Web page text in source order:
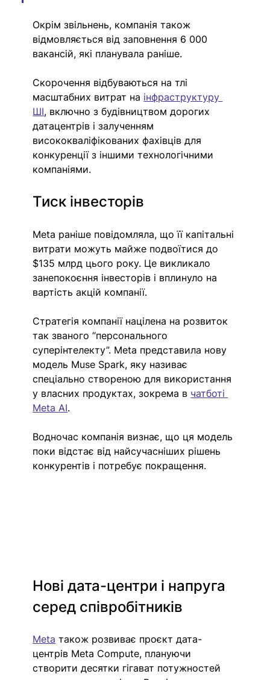
Окрім звільнень, компанія також
відмовляється від заповнення 6 000
вакансій, які планувала раніше.
Скорочення відбуваються на тлі
масштабних витрат на інфраструктуру
ШІ, включно з будівництвом дорогих
датацентрів і залученням
висококваліфікованих фахівців для
конкуренції з іншими технологічними
компаніями.
Тиск інвесторів
Meta раніше повідомляла, що її капітальні
витрати можуть майже подвоїтися до
$135 млрд цього року. Це викликало
занепокоєння інвесторів і вплинуло на
вартість акцій компанії.
Стратегія компанії націлена на розвиток
так званого “персонального
суперінтелекту”. Meta представила нову
модель Muse Spark, яку називає
спеціально створеною для використання
у власних продуктах, зокрема в чатботі
Meta AI.
Водночас компанія визнає, що ця модель
поки відстає від найсучасніших рішень
конкурентів і потребує покращення.
Нові дата-центри і напруга
серед співробітників
Meta також розвиває проєкт дата-
центрів Meta Compute, плануючи
створити десятки гігават потужностей